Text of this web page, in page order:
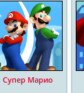
Супер Марио